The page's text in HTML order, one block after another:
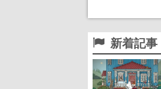
新着記事